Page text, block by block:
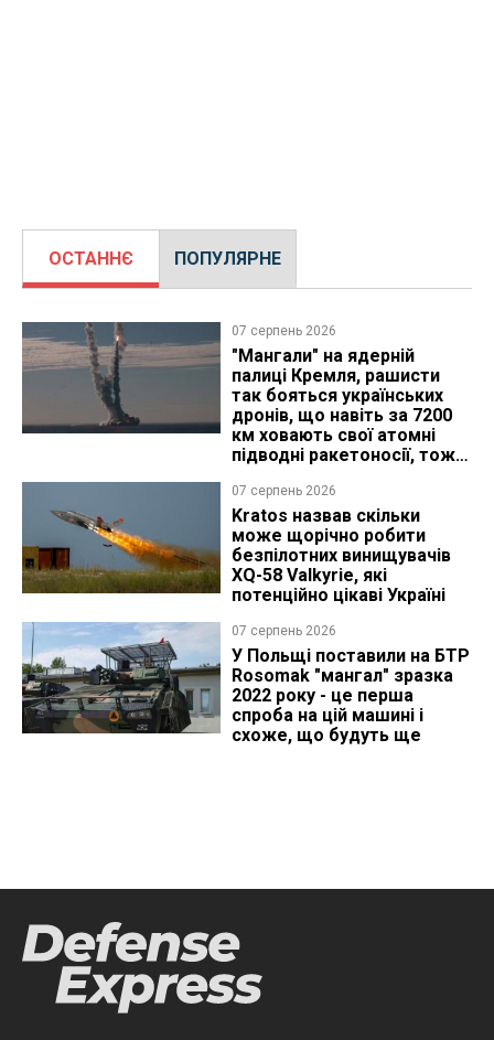
ОСТАННЄ ПОПУЛЯРНЕ
07 серпень 2026
"Мангали" на ядерній
палиці Кремля, рашисти
так бояться українських
дронів, що навіть за 7200
км ховають свої атомні
підводні ракетоносії, тож
07 серпень 2026
Kratos назвав скільки
може щорічно робити
безпілотних винищувачів
XQ-58 Valkyrie, які
потенційно цікаві Україні
07 серпень 2026
У Польщі поставили на БТР
Rosomak "мангал" зразка
2022 року - це перша
спроба на цій машині і
схоже, що будуть ще